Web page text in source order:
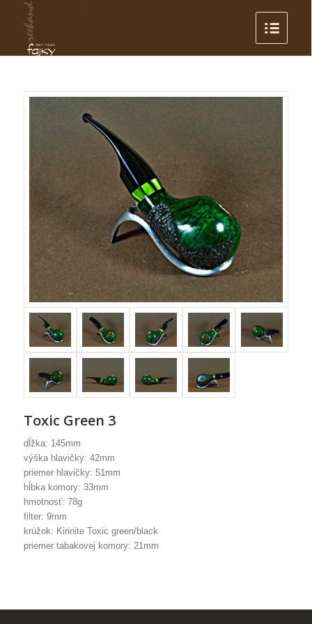
Toxic Green 3
dĺžka: 145mm
výška hlavičky: 42mm
priemer hlavičky: 51mm
hĺbka komory: 33mm
hmotnosť: 78g
filter: 9mm
krúžok: Kirinite Toxic green/black
priemer tabakovej komory: 21mm